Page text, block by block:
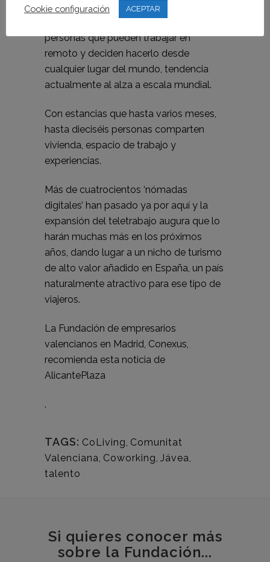
convertido en un espacio pionero del
personas que pueden trabajar en
remoto y deciden hacerlo desde
cualquier lugar del mundo, tendencia
actualmente al alza a escala mundial.
Con estancias que hasta varios meses,
hasta dieciséis personas comparten
vivienda, espacio de trabajo y
experiencias.
Más de cuatrocientos ‘nómadas
digitales’ han pasado ya por aquí y la
expansión del teletrabajo augura que lo
harán muchas más en los próximos
años, dando lugar a un nicho de turismo
de alto valor añadido en España, un país
naturalmente atractivo para ese tipo de
viajeros.
La Fundación de empresarios
valencianos en Madrid, Conexus,
recomienda esta noticia de
AlicantePlaza
.
TAGS: CoLiving, Comunitat
Valenciana, Coworking, Jávea,
talento
Si quieres conocer más
sobre la Fundación...
Cookie configuración ACEPTAR